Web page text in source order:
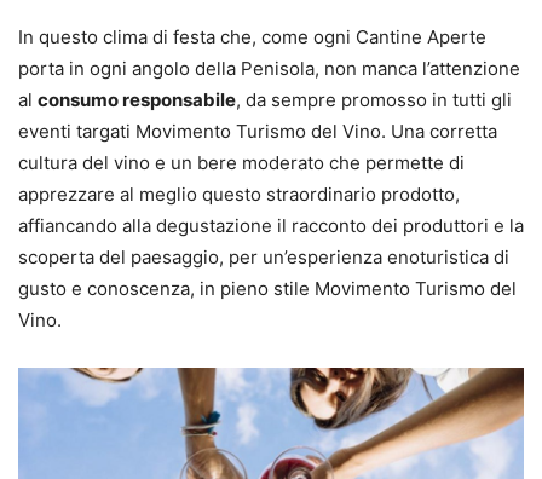
In questo clima di festa che, come ogni Cantine Aperte
porta in ogni angolo della Penisola, non manca l’attenzione
al consumo responsabile, da sempre promosso in tutti gli
eventi targati Movimento Turismo del Vino. Una corretta
cultura del vino e un bere moderato che permette di
apprezzare al meglio questo straordinario prodotto,
affiancando alla degustazione il racconto dei produttori e la
scoperta del paesaggio, per un’esperienza enoturistica di
gusto e conoscenza, in pieno stile Movimento Turismo del
Vino.